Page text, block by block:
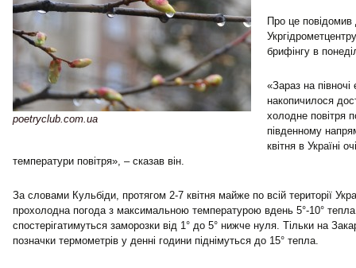
poetryclub.com.ua
Про це повідомив
брифінгу в
«Зараз на півночі
накопичилося
холодне повітря
південному
квітня в Україні
температури повітря», – сказав він.
За словами Кульбіди, протягом 2-7 квітня майже по всій території
прохолодна погода з максимальною температурою вдень 5°-10°
спостерігатимуться заморозки від 1° до 5° нижче нуля. Тільки на
позначки термометрів у денні години піднімуться до 15° тепла.